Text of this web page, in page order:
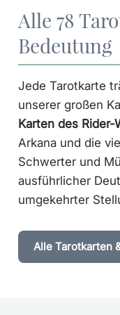
Alle 78
Bedeutung
Jede Tarotkarte
unserer großen
Karten des Rider-
Arkana und die
Schwerter und
ausführlicher
umgekehrter
Alle Tarotkarten